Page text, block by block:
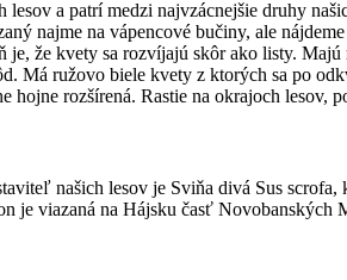
lesov a patrí medzi najvzácnejšie druhy
najme na vápencové bučiny, ale
že kvety sa rozvíjajú skôr ako listy.
Má ružovo biele kvety z ktorých sa po
hojne rozšírená. Rastie na okrajoch lesov,
našich lesov je Sviňa divá Sus scrofa,
je viazaná na Hájsku časť Novobanských